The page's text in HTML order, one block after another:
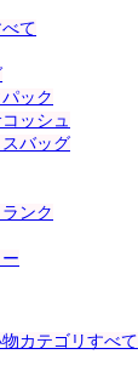
て
ック
ッシュ
バッグ
ンク
カテゴリすべて